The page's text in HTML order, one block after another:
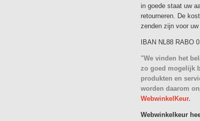
in goede staat uw
retourneren. De
zenden zijn voor
IBAN NL88 RABO
"We vinden het
zo goed mogelijk
produkten en
worden daarom
WebwinkelKeur.
Webwinkelkeur